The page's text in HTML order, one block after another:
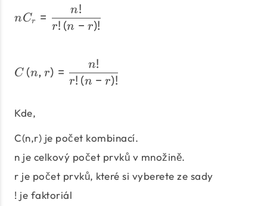
nCr =
r! (n − r)!
n!
C (n, r) =
r! (n − r)!
n!
Kde,
C(n,r) je počet kombinací.
n je celkový počet prvků v množině.
r je počet prvků, které si vyberete ze sady
! je faktoriál